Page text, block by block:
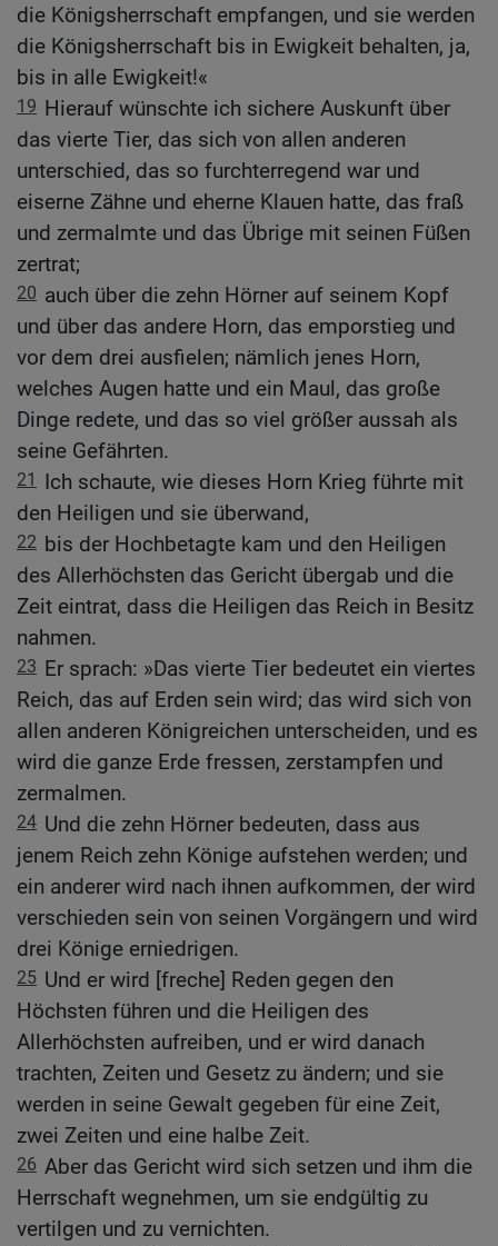
die Königsherrschaft empfangen, und sie werden
die Königsherrschaft bis in Ewigkeit behalten, ja,
bis in alle Ewigkeit!«
19 Hierauf wünschte ich sichere Auskunft über
das vierte Tier, das sich von allen anderen
unterschied, das so furchterregend war und
eiserne Zähne und eherne Klauen hatte, das fraß
und zermalmte und das Übrige mit seinen Füßen
zertrat;
20 auch über die zehn Hörner auf seinem Kopf
und über das andere Horn, das emporstieg und
vor dem drei ausfielen; nämlich jenes Horn,
welches Augen hatte und ein Maul, das große
Dinge redete, und das so viel größer aussah als
seine Gefährten.
21
Ich schaute, wie dieses Horn Krieg führte mit
den Heiligen und sie überwand,
22 bis der Hochbetagte kam und den Heiligen
des Allerhöchsten das Gericht übergab und die
Zeit eintrat, dass die Heiligen das Reich in Besitz
nahmen.
23 Er sprach: »Das vierte Tier bedeutet ein viertes
Reich, das auf Erden sein wird; das wird sich von
allen anderen Königreichen unterscheiden, und es
wird die ganze Erde fressen, zerstampfen und
zermalmen.
24 Und die zehn Hörner bedeuten, dass aus
jenem Reich zehn Könige aufstehen werden; und
ein anderer wird nach ihnen aufkommen, der wird
verschieden sein von seinen Vorgängern und wird
drei Könige erniedrigen.
25 Und er wird [freche] Reden gegen den
Höchsten führen und die Heiligen des
Allerhöchsten aufreiben, und er wird danach
trachten, Zeiten und Gesetz zu ändern; und sie
werden in seine Gewalt gegeben für eine Zeit,
zwei Zeiten und eine halbe Zeit.
26 Aber das Gericht wird sich setzen und ihm die
Herrschaft wegnehmen, um sie endgültig zu
vertilgen und zu vernichten.